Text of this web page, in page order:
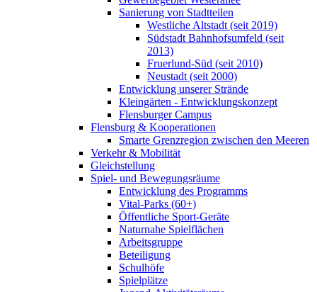
Sanierung von Stadtteilen
Westliche Altstadt (seit 2019)
Südstadt Bahnhofsumfeld (seit
2013)
Fruerlund-Süd (seit 2010)
Neustadt (seit 2000)
Entwicklung unserer Strände
Kleingärten - Entwicklungskonzept
Flensburger Campus
Flensburg & Kooperationen
Smarte Grenzregion zwischen den Meeren
Verkehr & Mobilität
Gleichstellung
Spiel- und Bewegungsräume
Entwicklung des Programms
Vital-Parks (60+)
Öffentliche Sport-Geräte
Naturnahe Spielflächen
Arbeitsgruppe
Beteiligung
Schulhöfe
Spielplätze